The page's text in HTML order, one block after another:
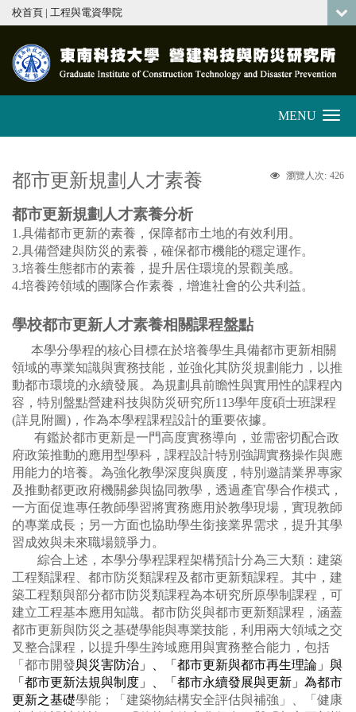
校首頁 | 工程與電資學院
navigation
MENU
瀏覽人次: 426
都市更新規劃人才素養
都市更新規劃人才素養分析
1.具備都市更新的素養，保障都市土地的有效利用。
2.具備營建與防災的素養，確保都市機能的穩定運作。
3.培養生態都市的素養，提升居住環境的景觀美感。
4.培養跨領域的團隊合作素養，增進社會的公共利益。
學校都市更新人才素養相關課程盤點
本學分學程的核心目標在於培養學生具備都市更新相關
領域的專業知識與實務技能，並強化其防災規劃能力，以推
動都市環境的永續發展。為規劃具前瞻性與實用性的課程內
容，特別盤點營建科技與防災研究所113學年度碩士班課程
(詳見附圖)，作為本學程課程設計的重要依據。
有鑑於都市更新是一門高度實務導向，並需密切配合政
府政策推動的應用型學科，課程設計特別強調實務操作與應
用能力的培養。為強化教學深度與廣度，特別邀請業界專家
及推動都更政府機關參與協同教學，透過產官學合作模式，
一方面促進專任教師學習將實務應用於教學現場，實現教師
的專業成長；另一方面也協助學生銜接業界需求，提升其學
習成效與未來職場競爭力。
綜合上述，本學分學程課程架構預計分為三大類：建築
工程類課程、都市防災類課程及都市更新類課程。其中，建
築工程類與部分都市防災類課程為本研究所原學制課程，可
建立工程基本應用知識。都市防災與都市更新類課程，涵蓋
都市更新與防災之基礎學能與專業技能，利用兩大領域之交
叉整合課程，以提升學生跨域應用與實務整合能力，包括
「都市開發與災害防治」、「都市更新與都市再生理論」與
「都市更新法規與制度」、「都市永續發展與更新」為都市
更新之基礎學能；「建築物結構安全評估與補強」、「健康